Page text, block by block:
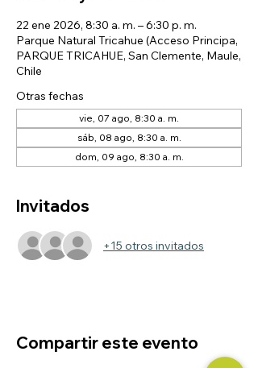
22 ene 2026, 8:30 a. m. – 6:30 p. m.
Parque Natural Tricahue (Acceso Principa,
PARQUE TRICAHUE, San Clemente, Maule,
Chile
Otras fechas
vie, 07 ago, 8:30 a. m.
sáb, 08 ago, 8:30 a. m.
dom, 09 ago, 8:30 a. m.
Invitados
+15 otros invitados
Compartir este evento